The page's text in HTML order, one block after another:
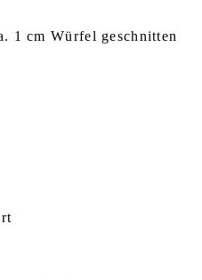
1 cm Würfel geschnitten